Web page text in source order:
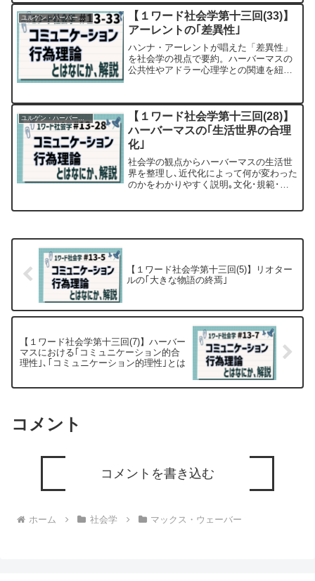
ユルゲン・ハーバーマス
【１ワード社会学第十三回(33)】
アーレントの｢差異性｣
ハンナ・アーレントが唱えた「差異性」
を社会学の視点で要約。ハーバーマスの
公共性やアドラー心理学との関連を紐解
き抜くための、利己主義を超えた普遍的
判断の重要性を探ります。
ユルゲン・ハーバーマス
【１ワード社会学第十三回(28)】
ハーバーマスの｢生活世界の合理
化｣
社会学の観点からハーバーマスの生活世
界を整理し､近代化によって何が変わった
のかをわかりやすく説明｡文化･規範･人
【１ワード社会学第十三回(5)】リオター
ルの｢大きな物語の終焉｣
【１ワード社会学第十三回(7)】ハーバー
マスにおける｢コミュニケーション的合
理性｣､｢コミュニケーション的理性｣とは
コメント
コメントを書き込む
ホーム 社会学 マックス・ウェーバー